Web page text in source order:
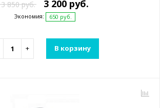
3 850 руб. 3 200 руб.
Экономия: 650 руб.
+ В корзину